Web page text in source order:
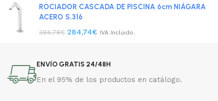
ROCIADOR CASCADA DE PISCINA 6cm NIÁGARA
ACERO S.316
384,78€ 284,74€ IVA Incluido.
ENVÍO GRATIS 24/48H
En el 95% de los productos en catálogo.